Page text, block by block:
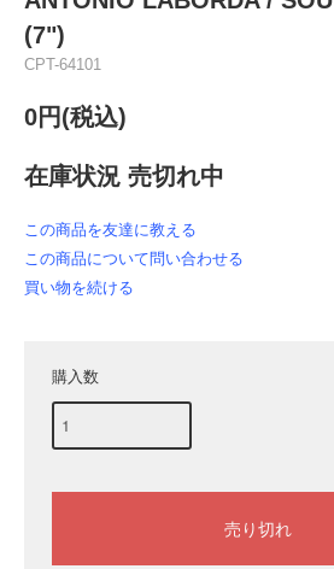
(7")
CPT-64101
0円(税込)
在庫状況 売切れ中
この商品を友達に教える
この商品について問い合わせる
買い物を続ける
購入数